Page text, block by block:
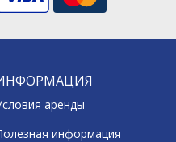
аренды
информация